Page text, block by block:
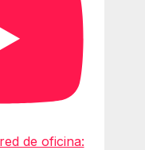
de oficina: